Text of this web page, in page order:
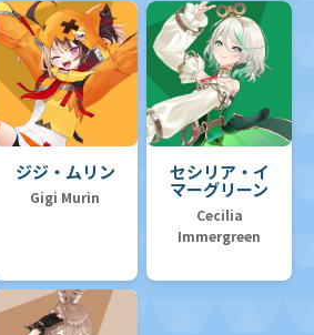
ジジ・ムリン
Gigi Murin
セシリア・イ
マーグリーン
Cecilia
Immergreen